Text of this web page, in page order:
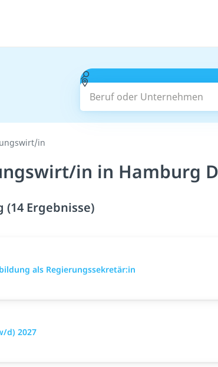
Beruf oder Unternehmen
in
in in Hamburg
Ergebnisse)
als Regierungssekretär:in
d) 2027